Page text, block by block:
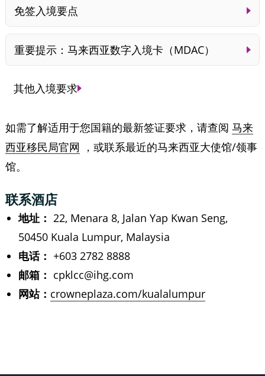
免签入境要点
重要提示：马来西亚数字入境卡（MDAC）
其他入境要求
如需了解适用于您国籍的最新签证要求，请查阅 马来
西亚移民局官网
，或联系最近的马来西亚大使馆/领事
馆。
联系酒店
地址： 22, Menara 8, Jalan Yap Kwan Seng,
50450 Kuala Lumpur, Malaysia
电话： +603 2782 8888
邮箱： cpklcc@ihg.com
网站： crowneplaza.com/kualalumpur